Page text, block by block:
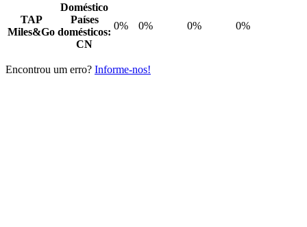
TAP
Miles&Go
Doméstico
Países
domésticos:
CN
0% 0% 0% 0%
Encontrou um erro? Informe-nos!